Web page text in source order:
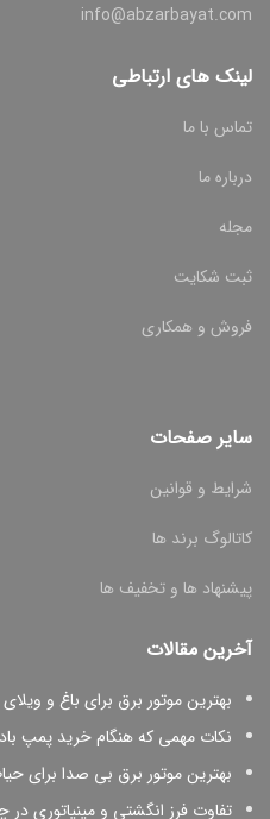
info@abzarbayat.com
لینک های ارتباطی
تماس با ما
درباره ما
مجله
ثبت شکایت
فروش و همکاری
سایر صفحات
شرایط و قوانین
کاتالوگ برند ها
پیشنهاد ها و تخفیف ها
آخرین مقالات
بهترین موتور برق برای باغ و
نکات مهمی که هنگام خرید پمپ باد
بهترین موتور برق بی صدا برای
تفاوت فرز انگشتی و مینیاتوری